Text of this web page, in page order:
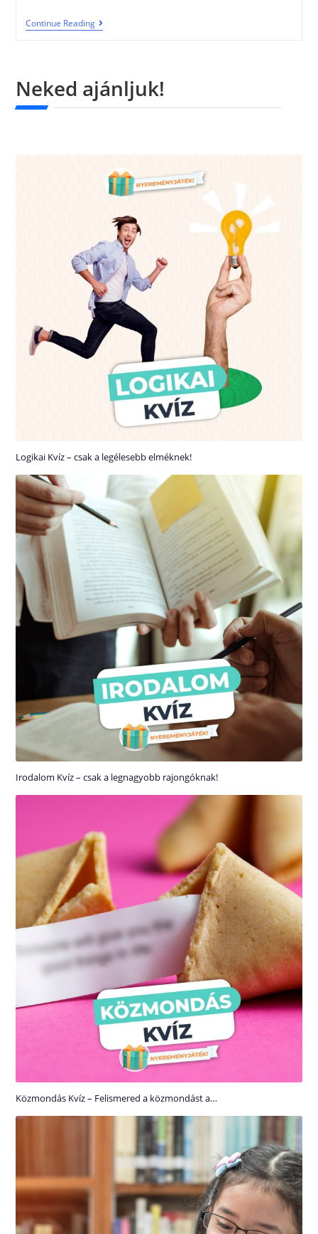
Continue Reading
Neked ajánljuk!
Logikai Kvíz – csak a legélesebb elméknek!
Irodalom Kvíz – csak a legnagyobb rajongóknak!
Közmondás Kvíz – Felismered a közmondást a…